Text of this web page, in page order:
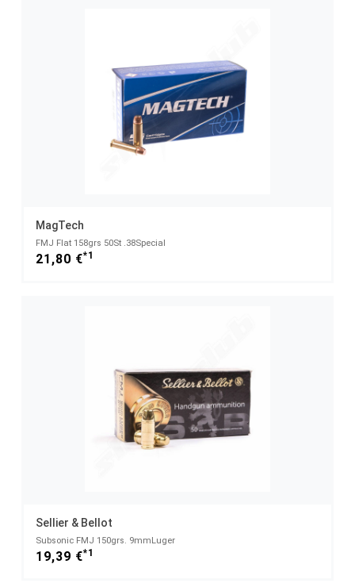
MagTech
FMJ Flat 158grs 50St .38Special
21,80 €*1
Sellier & Bellot
Subsonic FMJ 150grs. 9mmLuger
19,39 €*1